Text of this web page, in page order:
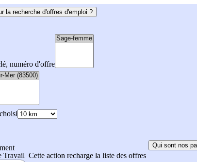
la recherche d'offres d'emploi ?
numéro d'offre
Travail Cette action recharge la liste des offres
Qui sont nos